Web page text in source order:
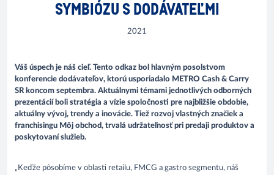
SYMBIÓZU S DODÁVATEĽMI
2021
Váš úspech je náš cieľ. Tento odkaz bol hlavným posolstvom
konferencie dodávateľov, ktorú usporiadalo METRO Cash & Carry
SR koncom septembra. Aktuálnymi témami jednotlivých odborných
prezentácií boli stratégia a vízie spoločnosti pre najbližšie obdobie,
aktuálny vývoj, trendy a inovácie. Tiež rozvoj vlastných značiek a
franchisingu Môj obchod, trvalá udržateľnosť pri predaji produktov a
poskytovaní služieb.
„Keďže pôsobíme v oblasti retailu, FMCG a gastro segmentu, náš